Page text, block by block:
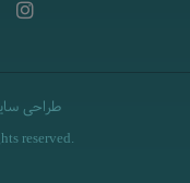
طراحی
reserved.